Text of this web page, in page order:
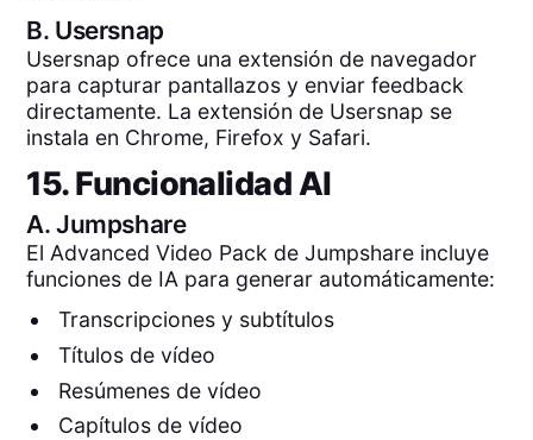
B. Usersnap
Usersnap ofrece una extensión de navegador
para capturar pantallazos y enviar feedback
directamente. La extensión de Usersnap se
instala en Chrome, Firefox y Safari.
15. Funcionalidad AI
A.Jumpshare
El Advanced Video Pack de Jumpshare incluye
funciones de IA para generar automáticamente:
Transcripciones y subtítulos
Títulos de vídeo
Resúmenes de vídeo
Capítulos de vídeo